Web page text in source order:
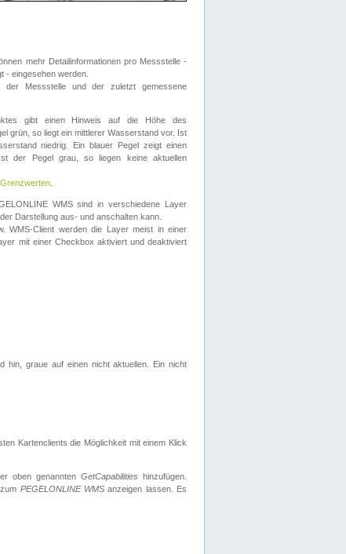
mehr Detailinformationen pro Messstelle -
- eingesehen werden.
der Messstelle und der zuletzt gemessene
gibt einen Hinweis auf die Höhe des
grün, so liegt ein mittlerer Wasserstand vor. Ist
niedrig. Ein blauer Pegel zeigt einen
der Pegel grau, so liegen keine aktuellen
WMS sind in verschiedene Layer
Darstellung aus- und anschalten kann.
WMS-Client werden die Layer meist in einer
mit einer Checkbox aktiviert und deaktiviert
hin, graue auf einen nicht aktuellen. Ein nicht
Kartenclients die Möglichkeit mit einem Klick
oben genannten GetCapabilities hinzufügen.
PEGELONLINE WMSanzeigen lassen. Es